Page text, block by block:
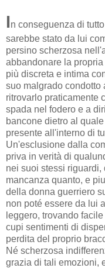
In conseguenza di
sarebbe stato da lui
persino scherzosa
abbandonare la
più discreta e intima
suo malgrado condotto
ritrovarlo praticamente
spada nel fodero e a
bancone dietro al
presente all'interno di
Un'esclusione dalla
priva in verità di
nei suoi stessi riguardi,
mancanza quanto, e
della donna guerriero
non poté essere da lui
leggero, trovando
cupi sentimenti di
perdita del proprio
Né scherzosa
grazia di tali emozioni,